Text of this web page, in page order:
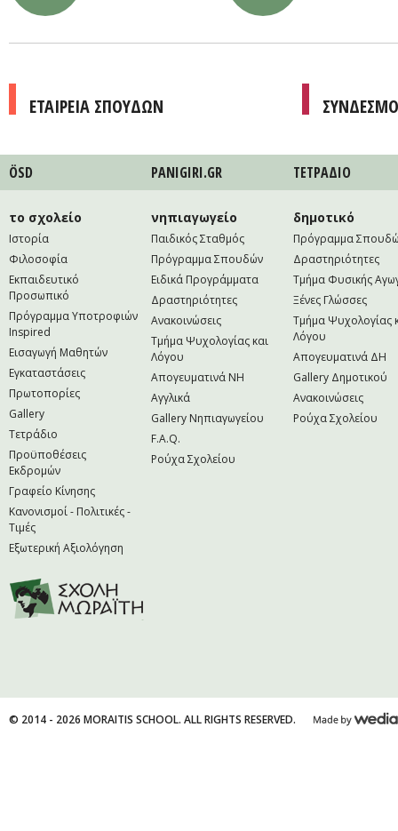
ΕΤΑΙΡΕΙΑ ΣΠΟΥΔΩΝ
ÖSD PANIGIRI.GR ΤΕΤΡAΔΙΟ
το σχολείο
Ιστορία
Φιλοσοφία
Εκπαιδευτικό
Προσωπικό
Πρόγραμμα Υποτροφιών
Inspired
Εισαγωγή Μαθητών
Εγκαταστάσεις
Πρωτοπορίες
Gallery
Τετράδιο
Προϋποθέσεις
Εκδρομών
Γραφείο Κίνησης
Κανονισμοί - Πολιτικές -
Τιμές
Εξωτερική Αξιολόγηση
νηπιαγωγείο
Παιδικός Σταθμός
Πρόγραμμα Σπουδών
Ειδικά Προγράμματα
Δραστηριότητες
Ανακοινώσεις
Τμήμα Ψυχολογίας και
Λόγου
Απογευματινά NH
Αγγλικά
Gallery Νηπιαγωγείου
F.A.Q.
Ρούχα Σχολείου
δημοτικό
Πρόγραμμα
Δραστηριότητες
Τμήμα Φυσικής
Ξένες Γλώσσες
Τμήμα Ψυχολογίας
Λόγου
Απογευματινά ΔΗ
Gallery Δημοτικού
Ανακοινώσεις
Ρούχα Σχολείου
© 2014 - 2026 MORAITIS SCHOOL. ALL RIGHTS RESERVED.